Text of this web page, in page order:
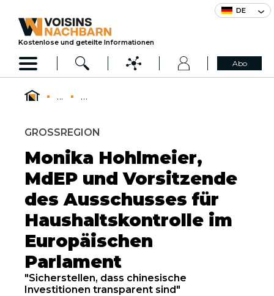
DE
Kostenlose und geteilte Informationen
Abo
... ...
GROSSREGION
Monika Hohlmeier,
MdEP und Vorsitzende
des Ausschusses für
Haushaltskontrolle im
Europäischen
Parlament
"Sicherstellen, dass chinesische
Investitionen transparent sind"